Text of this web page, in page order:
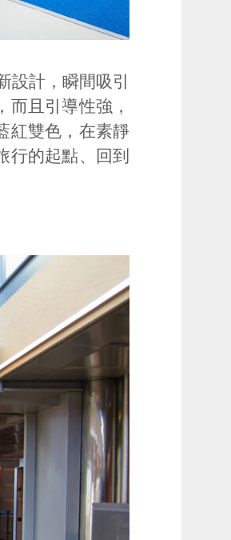
設計，瞬間吸引
且引導性強，
紅雙色，在素靜
行的起點、回到